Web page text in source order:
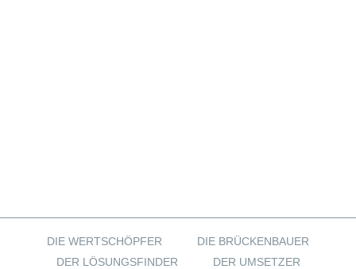
DIE WERTSCHÖPFER
DIE BRÜCKENBAUER
DER LÖSUNGSFINDER
DER UMSETZER